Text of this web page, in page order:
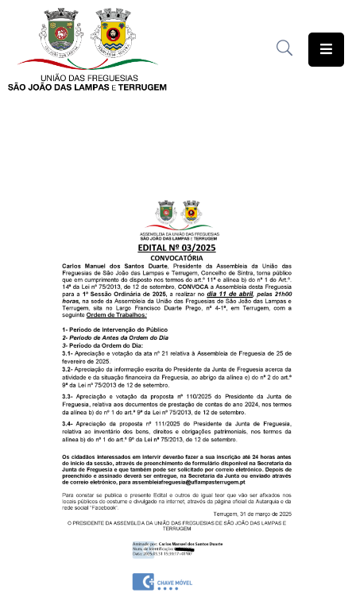
União
das
Documentação
Contactos